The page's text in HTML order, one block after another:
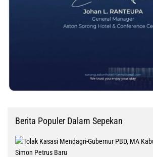
Berita Populer Dalam Sepekan